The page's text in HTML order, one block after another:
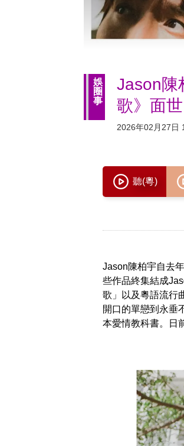
娛
圈
事
Jason陳
歌》面
2026年02月27日
Jason陳柏宇自去
些作品終集結成
歌」以及粵語流行
開口的單戀到永垂
本愛情教科書。日